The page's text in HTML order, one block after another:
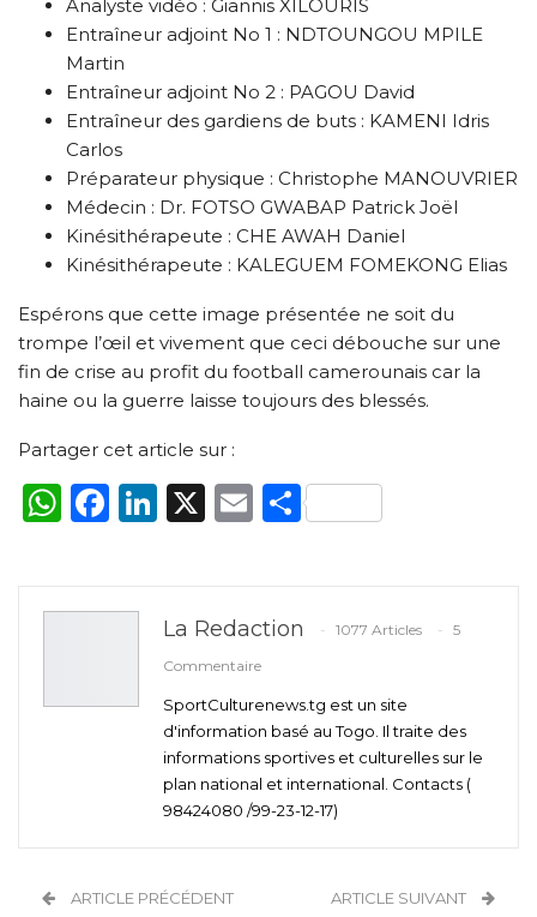
Analyste vidéo : Giannis XILOURIS
Entraîneur adjoint No 1 : NDTOUNGOU MPILE
Martin
Entraîneur adjoint No 2 : PAGOU David
Entraîneur des gardiens de buts : KAMENI Idris
Carlos
Préparateur physique : Christophe MANOUVRIER
Médecin : Dr. FOTSO GWABAP Patrick Joël
Kinésithérapeute : CHE AWAH Daniel
Kinésithérapeute : KALEGUEM FOMEKONG Elias
Espérons que cette image présentée ne soit du
trompe l’œil et vivement que ceci débouche sur une
fin de crise au profit du football camerounais car la
haine ou la guerre laisse toujours des blessés.
Partager cet article sur :
WhatsApp
Facebook
LinkedIn
X EmailPartager
La Redaction 1077 Articles
5
Commentaire
SportCulturenews.tg est un site
d'information basé au Togo. Il traite des
informations sportives et culturelles sur le
plan national et international. Contacts (
98424080 /99-23-12-17)
ARTICLE PRÉCÉDENT ARTICLE SUIVANT